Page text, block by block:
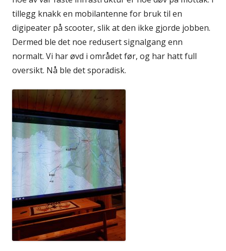
tillegg knakk en mobilantenne for bruk til en
digipeater på scooter, slik at den ikke gjorde jobben.
Dermed ble det noe redusert signalgang enn
normalt. Vi har øvd i området før, og har hatt full
oversikt. Nå ble det sporadisk.